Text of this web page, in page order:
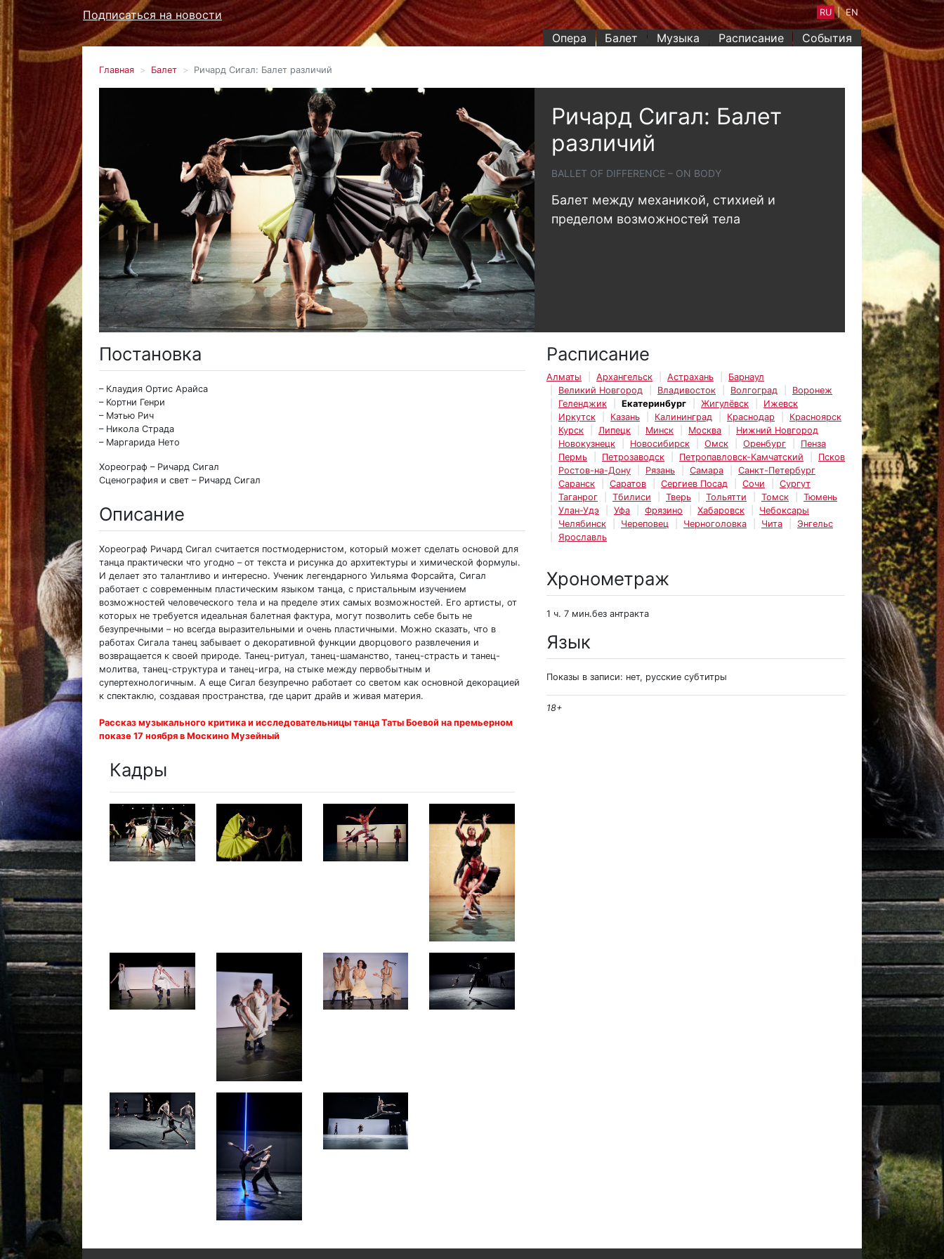
Опера Балет Музыка Расписание События
Подписаться на новости RU | EN
Главная Балет Ричард Сигал: Балет различий
Ричард Сигал: Балет
различий
BALLET OF DIFFERENCE – ON BODY
Балет между механикой, стихией и
пределом возможностей тела
Постановка
– Клаудия Ортис Арайса
– Кортни Генри
– Мэтью Рич
– Никола Страда
– Маргарида Нето
Хореограф – Ричард Сигал
Сценография и свет – Ричард Сигал
Описание
Хореограф Ричард Сигал считается постмодернистом, который может сделать основой для
танца практически что угодно – от текста и рисунка до архитектуры и химической формулы.
И делает это талантливо и интересно. Ученик легендарного Уильяма Форсайта, Сигал
работает с современным пластическим языком танца, с пристальным изучением
возможностей человеческого тела и на пределе этих самых возможностей. Его артисты, от
которых не требуется идеальная балетная фактура, могут позволить себе быть не
безупречными – но всегда выразительными и очень пластичными. Можно сказать, что в
работах Сигала танец забывает о декоративной функции дворцового развлечения и
возвращается к своей природе. Танец-ритуал, танец-шаманство, танец-страсть и танец-
молитва, танец-структура и танец-игра, на стыке между первобытным и
супертехнологичным. А еще Сигал безупречно работает со светом как основной декорацией
к спектаклю, создавая пространства, где царит драйв и живая материя.
Рассказ музыкального критика и исследовательницы танца Таты Боевой на премьерном
показе 17 ноября в Москино Музейный
Кадры
Расписание
Алматы Архангельск Астрахань
Барнаул
Великий Новгород
Владивосток Волгоград
Воронеж
Геленджик
Екатеринбург Жигулёвск
Ижевск
Иркутск
Казань Калининград Краснодар
Красноярск
Курск
Липецк Минск Москва
Нижний Новгород
Новокузнецк
Новосибирск Омск Оренбург
Пенза
Пермь
Петрозаводск Петропавловск-Камчатский
Псков
Ростов-на-Дону
Рязань Самара
Санкт-Петербург
Саранск
Саратов Сергиев Посад Сочи
Сургут
Таганрог
Тбилиси Тверь Тольятти Томск
Тюмень
Улан-Удэ
Уфа Фрязино Хабаровск
Чебоксары
Челябинск
Череповец Черноголовка Чита
Энгельс
Ярославль
Хронометраж
1 ч. 7 мин.без антракта
Язык
Показы в записи: нет, русские субтитры
18+